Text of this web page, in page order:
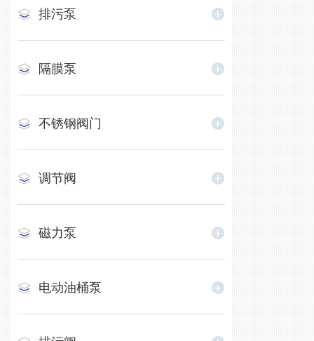
排污泵
隔膜泵
不锈钢阀门
调节阀
磁力泵
电动油桶泵